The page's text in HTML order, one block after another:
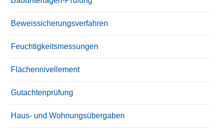
Beweissicherungsverfahren
Feuchtigkeitsmessungen
Flächennivellement
Gutachtenprüfung
Haus- und Wohnungsübergaben